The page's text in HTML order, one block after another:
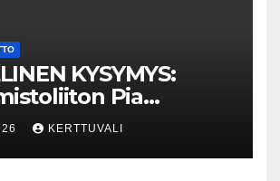
KYSYMYS:
Pia
Missä viipyy Orpon
drooniohjeistus
KERTTUVALI